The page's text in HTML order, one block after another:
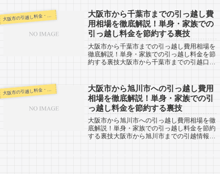
あるかないかなども確認しておいた方がい
い...
大
大阪市から千葉市までの引っ越し費
用相場を徹底解説！単身・家族での
引っ越し料金を節約する裏技
大阪市から千葉市までの引っ越し費用相場を
徹底解説！単身・家族での引っ越し料金を節
約する裏技大阪市から千葉市までの引越口コ
葉市までは約540km。引越口コミなどか...
大
大阪市から旭川市への引っ越し費用
相場を徹底解説！単身・家族での引
っ越し料金を節約する裏技
大阪市から旭川市への引っ越し費用相場を徹
底解説！単身・家族での引っ越し料金を節約
する裏技大阪市から旭川市までの引越情報で